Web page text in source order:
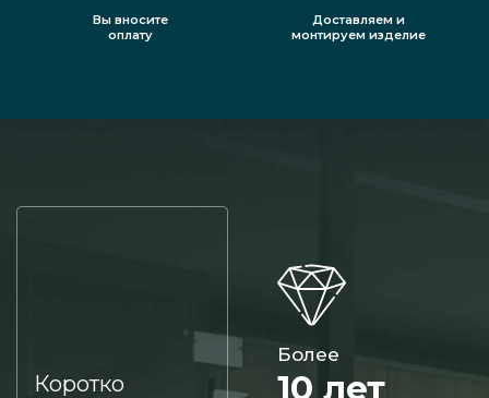
Вы вносите
оплату
Доставляем и
монтируем изделие
Коротко
Более
10 лет